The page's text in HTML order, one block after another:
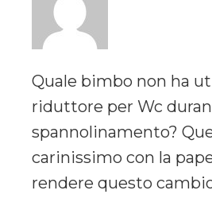
Quale bimbo non ha
riduttore per Wc
spannolinamento?
carinissimo con la
rendere questo